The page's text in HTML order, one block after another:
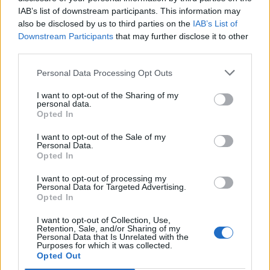
IAB’s list of downstream participants. This information may
also be disclosed by us to third parties on the IAB’s List of
Downstream Participants that may further disclose it to other
Personal Data Processing Opt Outs
I want to opt-out of the Sharing of my
personal data.
Opted In
I want to opt-out of the Sale of my
Personal Data.
Opted In
I want to opt-out of processing my
Personal Data for Targeted Advertising.
Opted In
I want to opt-out of Collection, Use,
Retention, Sale, and/or Sharing of my
Personal Data that Is Unrelated with the
Purposes for which it was collected.
Opted Out
Materiály a stavebná technika, Technika v domácnosti,
Počítačová technika ap.
Dozviete sa, ako fungujú počítače, klávesnice a myši.
Ako funguje televízor, smartfón, elektronický papier,
satelitná navigácia.
o špeciálnych zberačoch potravín, konzervovaní, úprave
potravín aj o genetickej modifikácii.
Časť Medicínska technika vás zasa vezme do sveta
simulátorov, rontgenu, laparoskopie, genetického
testovania, či asistovanej reprodukcie.
Encyklopédia je plnofarebná, nájdete v nej úžasné
fotografie a ilustrácie, takže bez nich je to len polovičná
kniha. Napriek tomu aspoň krátka ukážka informačnej
časti encyklopédieAko funguje technika
Protézy končatín